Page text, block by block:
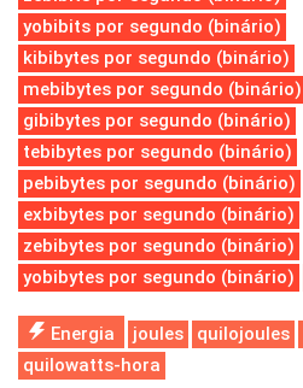
yobibits por segundo (binário)
kibibytes por segundo (binário)
mebibytes por segundo (binário)
gibibytes por segundo (binário)
tebibytes por segundo (binário)
pebibytes por segundo (binário)
exbibytes por segundo (binário)
zebibytes por segundo (binário)
yobibytes por segundo (binário)
Energia joules quilojoules
quilowatts-hora